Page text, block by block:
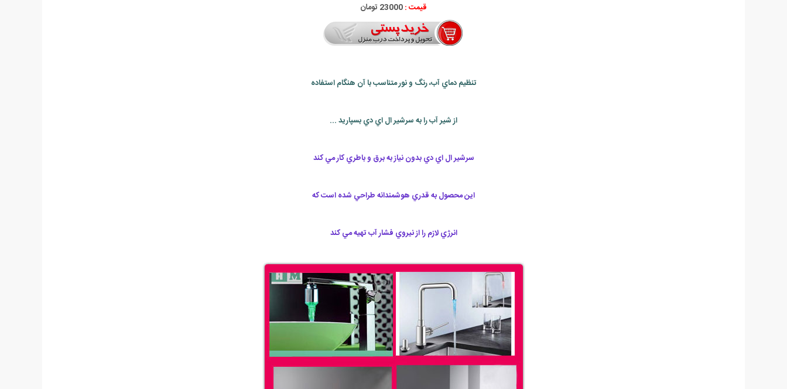
قیمت :23000 تومان
تنظيم دماي آب، رنگ و نور متناسب با آن هنگام استفاده
از شير آب را به سرشير ال اي دي بسپاريد ...
سرشير ال اي دي بدون نياز به برق و باطري كار مي كند
اين محصول به قدري هوشمندانه طراحي شده است كه
انرژي لازم را از نيروي فشار آب تهيه مي كند